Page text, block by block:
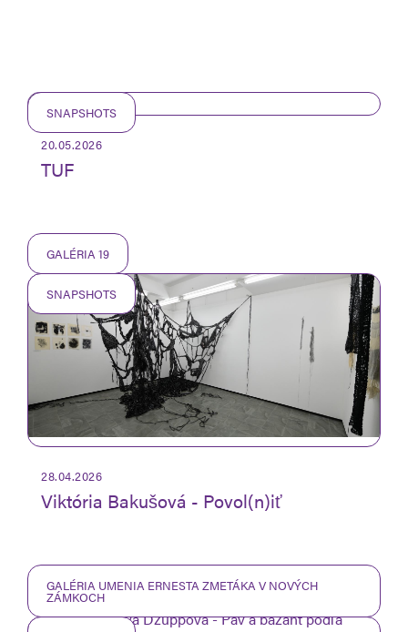
SNAPSHOTS
20.05.2026
TUF
GALÉRIA 19
SNAPSHOTS
28.04.2026
Viktória Bakušová - Povol(n)iť
GALÉRIA UMENIA ERNESTA ZMETÁKA V NOVÝCH
ZÁMKOCH